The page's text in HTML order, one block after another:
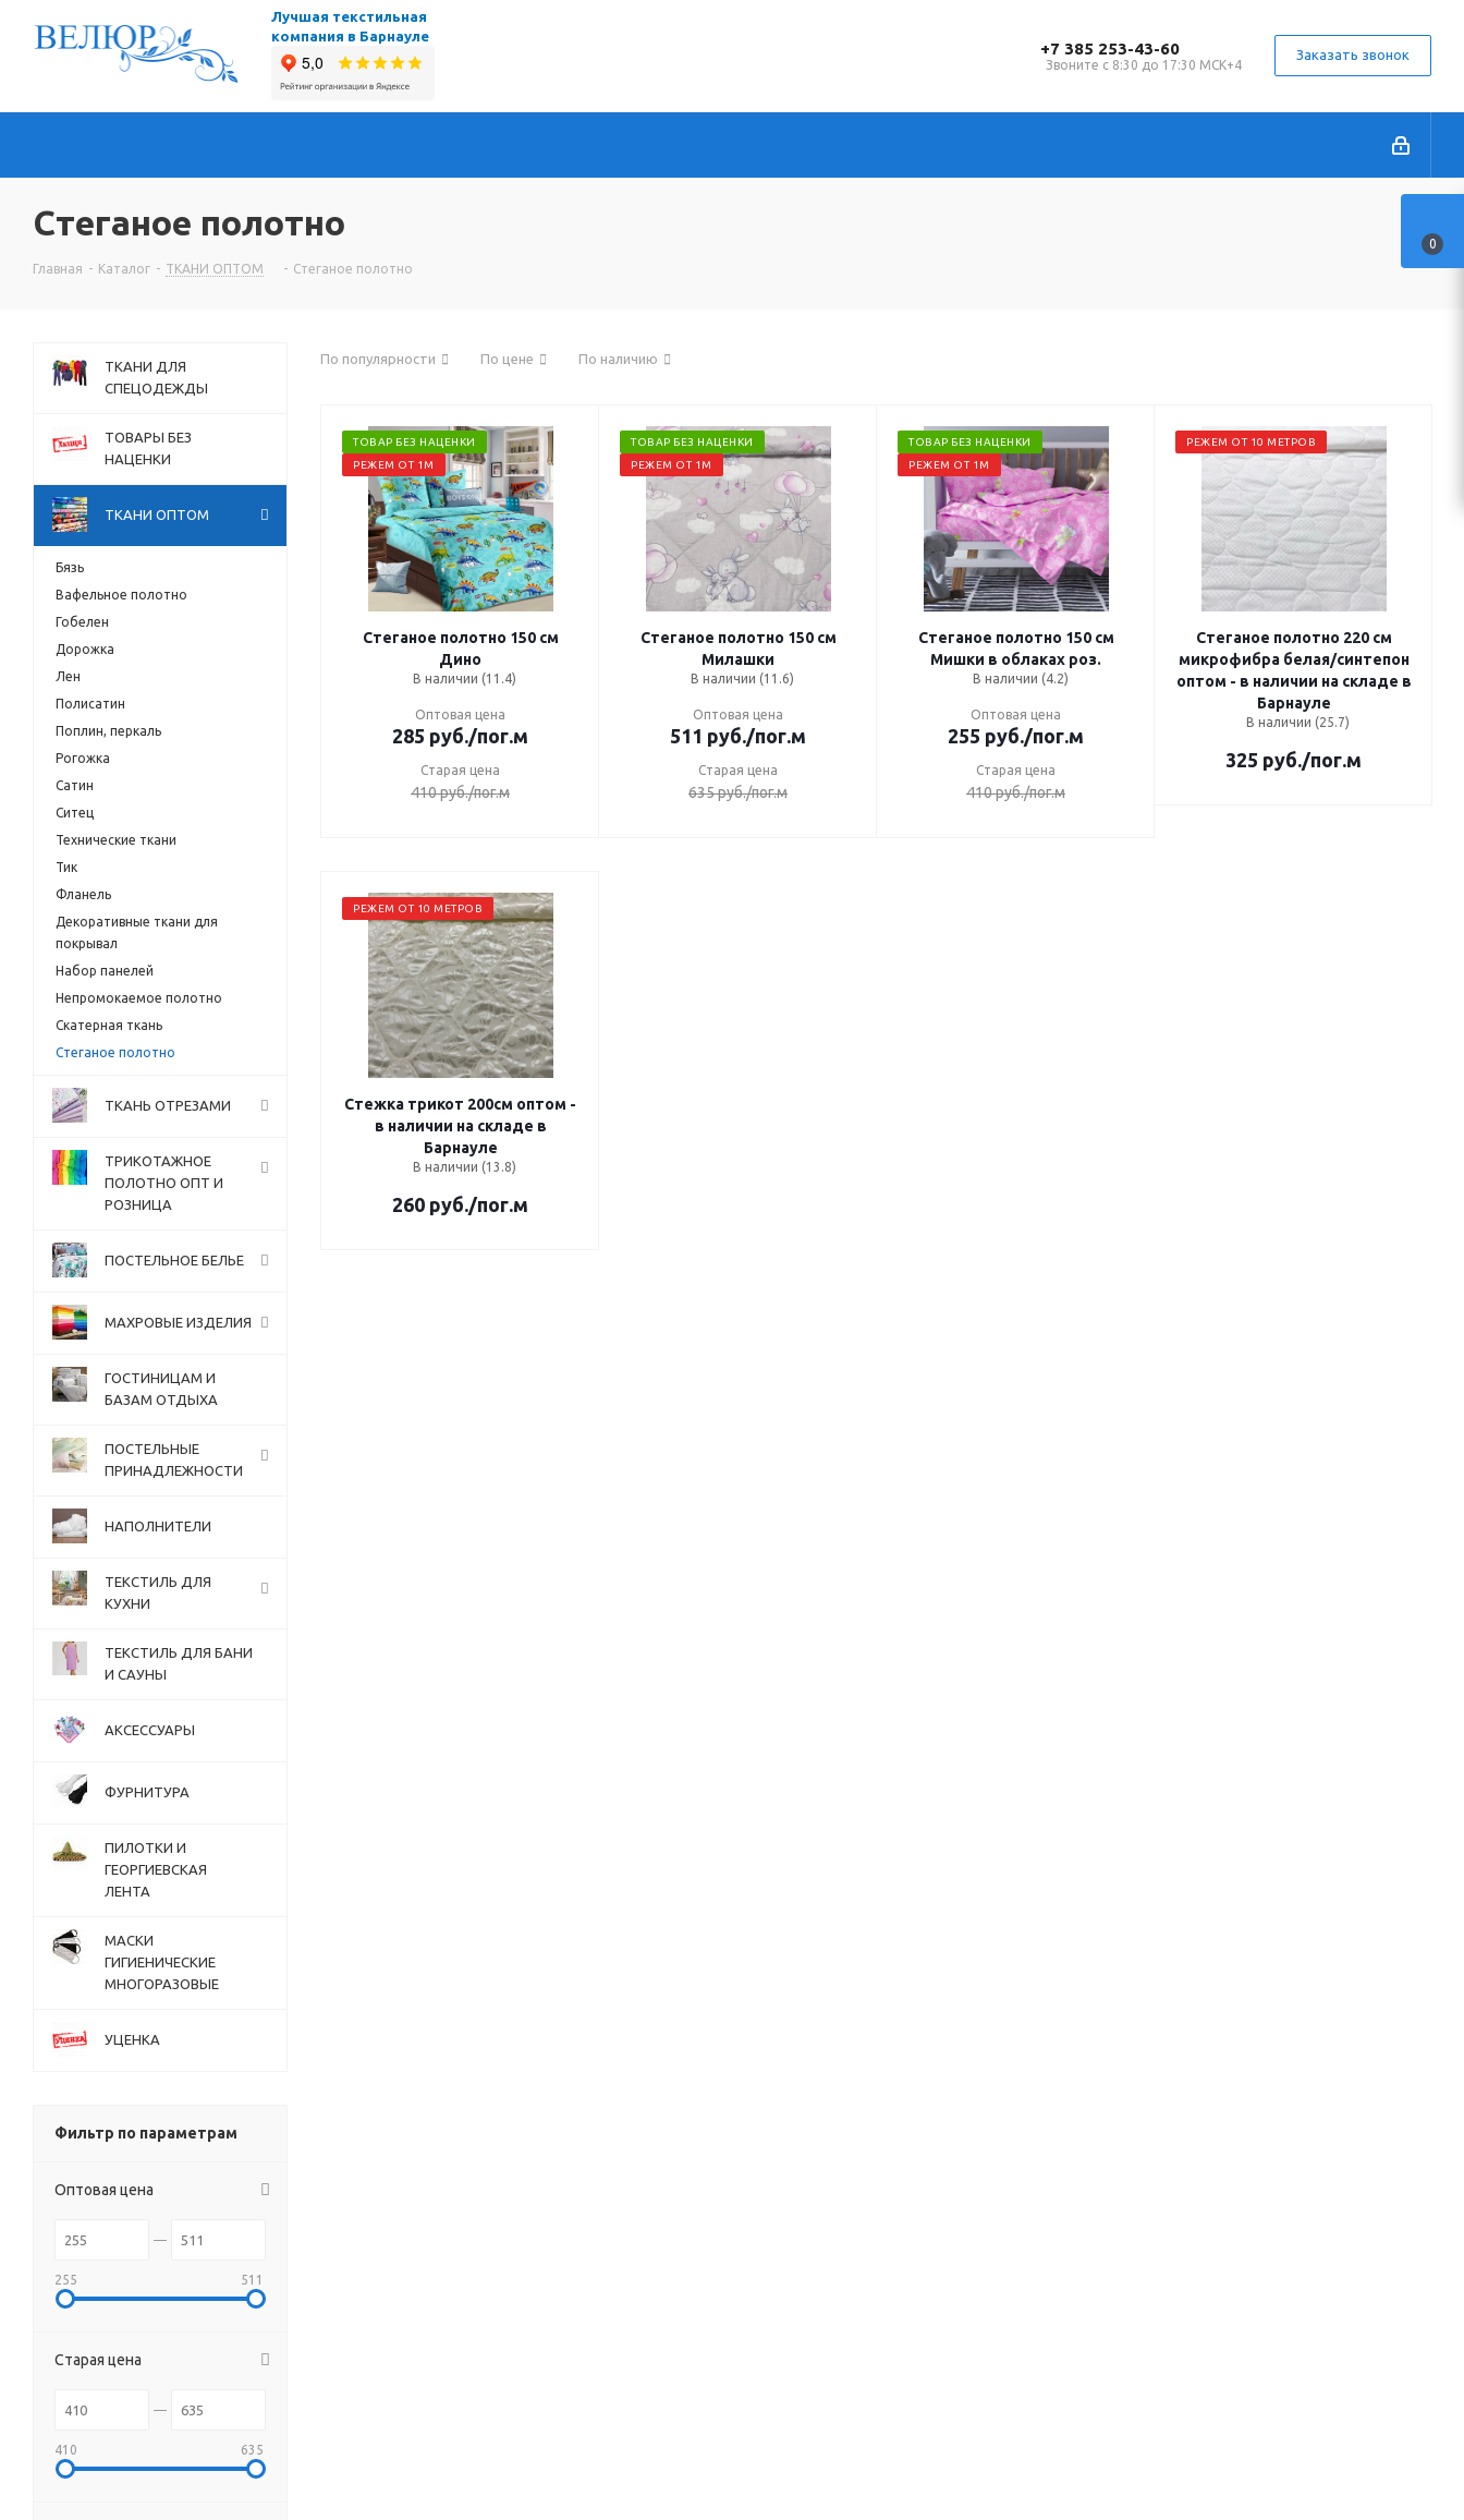
Лучшая текстильная
компания в Барнауле
+7 385 253-43-60
Звоните с 8:30 до 17:30 МСК+4
Заказать звонок
Стеганое полотно
Главная - Каталог - ТКАНИ ОПТОМ - Стеганое полотно
По популярности По цене По наличию
ТОВАР БЕЗ НАЦЕНКИ
РЕЖЕМ ОТ 1М
Стеганое полотно 150 см
Дино
В наличии (11.4)
Оптовая цена
285 руб./пог.м
Старая цена
410руб./пог.м
ТОВАР БЕЗ НАЦЕНКИ
РЕЖЕМ ОТ 1М
Стеганое полотно 150 см
Милашки
В наличии (11.6)
Оптовая цена
511 руб./пог.м
Старая цена
635руб./пог.м
ТОВАР БЕЗ НАЦЕНКИ
РЕЖЕМ ОТ 1М
Стеганое полотно 150 см
Мишки в облаках роз.
В наличии (4.2)
Оптовая цена
255 руб./пог.м
Старая цена
410руб./пог.м
РЕЖЕМ ОТ 10 МЕТРОВ
Стеганое полотно 220 см
микрофибра белая/синтепон
оптом - в наличии на складе в
Барнауле
В наличии (25.7)
325 руб./пог.м
РЕЖЕМ ОТ 10 МЕТРОВ
Стежка трикот 200см оптом -
в наличии на складе в
Барнауле
В наличии (13.8)
260 руб./пог.м
ТКАНИ ДЛЯ
СПЕЦОДЕЖДЫ
ТОВАРЫ БЕЗ
НАЦЕНКИ
ТКАНИ ОПТОМ
Бязь
Вафельное полотно
Гобелен
Дорожка
Лен
Полисатин
Поплин, перкаль
Рогожка
Сатин
Ситец
Технические ткани
Тик
Фланель
Декоративные ткани для
покрывал
Набор панелей
Непромокаемое полотно
Скатерная ткань
Стеганое полотно
ТКАНЬ ОТРЕЗАМИ
ТРИКОТАЖНОЕ
ПОЛОТНО ОПТ И
РОЗНИЦА
ПОСТЕЛЬНОЕ БЕЛЬЕ
МАХРОВЫЕ ИЗДЕЛИЯ
ГОСТИНИЦАМ И
БАЗАМ ОТДЫХА
ПОСТЕЛЬНЫЕ
ПРИНАДЛЕЖНОСТИ
НАПОЛНИТЕЛИ
ТЕКСТИЛЬ ДЛЯ
КУХНИ
ТЕКСТИЛЬ ДЛЯ БАНИ
И САУНЫ
АКСЕССУАРЫ
ФУРНИТУРА
ПИЛОТКИ И
ГЕОРГИЕВСКАЯ
ЛЕНТА
МАСКИ
ГИГИЕНИЧЕСКИЕ
МНОГОРАЗОВЫЕ
УЦЕНКА
Фильтр по параметрам
Оптовая цена
255 511
Старая цена
410 635
0